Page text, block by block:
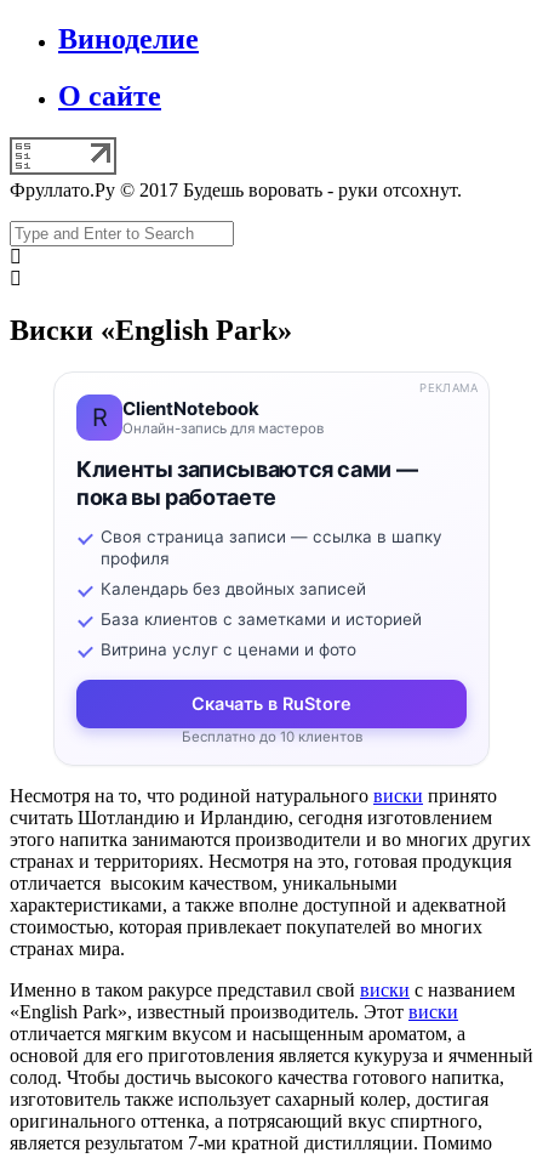
Виноделие
О сайте
Фруллато.Ру © 2017 Будешь воровать - руки отсохнут.
Виски «English Park»
R ClientNotebook
Онлайн-запись для мастеров
Клиенты записываются сами —
пока вы работаете
Своя страница записи — ссылка в шапку
профиля
Календарь без двойных записей
База клиентов с заметками и историей
Витрина услуг с ценами и фото
Скачать в RuStore
Бесплатно до 10 клиентов
РЕКЛАМА
Несмотря на то, что родиной натурального виски принято
считать Шотландию и Ирландию, сегодня изготовлением
этого напитка занимаются производители и во многих других
странах и территориях. Несмотря на это, готовая продукция
отличается высоким качеством, уникальными
характеристиками, а также вполне доступной и адекватной
стоимостью, которая привлекает покупателей во многих
странах мира.
Именно в таком ракурсе представил свой виски с названием
«English Park», известный производитель. Этот виски
отличается мягким вкусом и насыщенным ароматом, а
основой для его приготовления является кукуруза и ячменный
солод. Чтобы достичь высокого качества готового напитка,
изготовитель также использует сахарный колер, достигая
оригинального оттенка, а потрясающий вкус спиртного,
является результатом 7-ми кратной дистилляции. Помимо